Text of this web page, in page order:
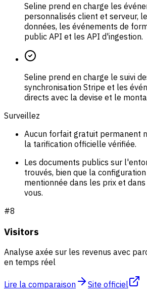
Seline prend en charge les
personnalisés client et serveur,
données, les événements de
public API et les API d'ingestion.
Seline prend en charge le suivi
synchronisation Stripe et les
directs avec la devise et le
Surveillez
Aucun forfait gratuit permanent
la tarification officielle vérifiée.
Les documents publics sur
trouvés, bien que la
mentionnée dans les prix et
vous.
#8
Visitors
Analyse axée sur les revenus avec
en temps réel
Lire la comparaison
Site officiel